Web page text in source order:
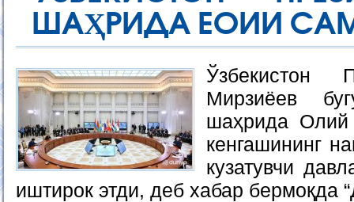
ШАҲРИДА ЕОИИ
Ўзбекистон
Мирзиёев
шаҳрида Олий
кенгашининг
кузатувчи
иштирок этди, деб хабар бермоқда